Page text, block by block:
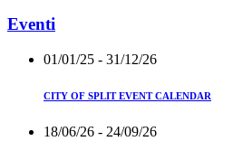
Eventi
01/01/25 - 31/12/26
CITY OF SPLIT EVENT CALENDAR
18/06/26 - 24/09/26